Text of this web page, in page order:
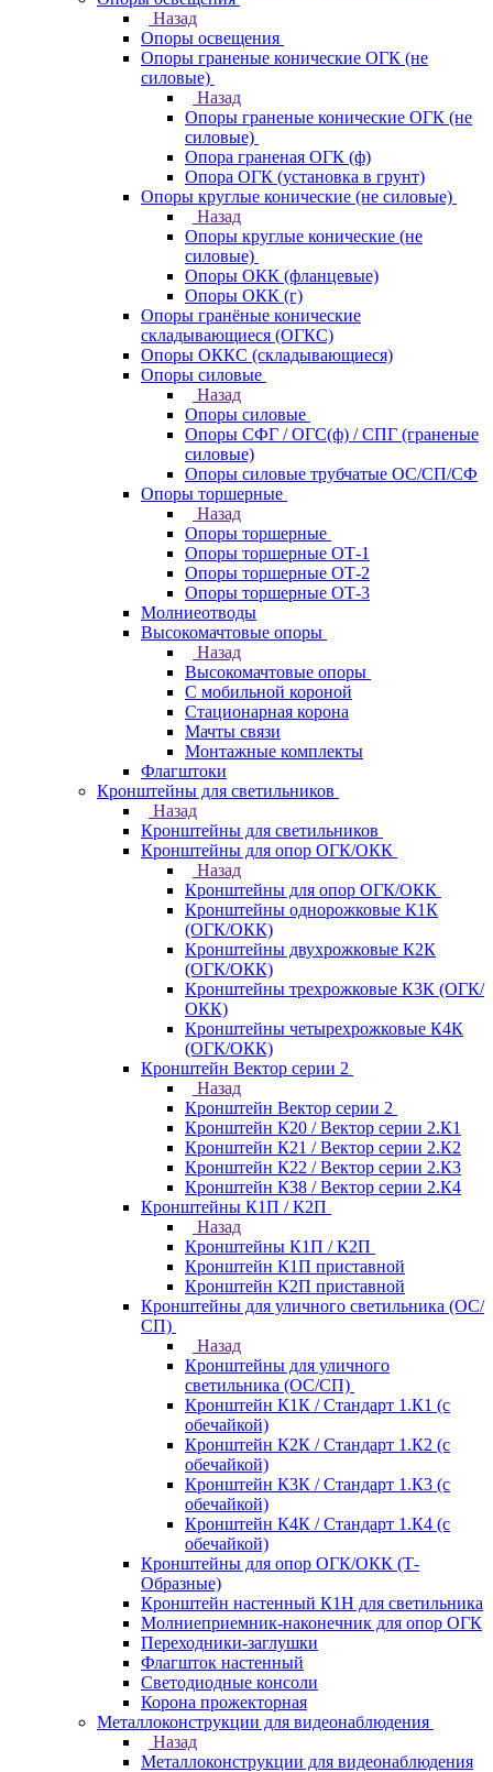
Назад
Опоры освещения
Опоры граненые конические ОГК (не
силовые)
Назад
Опоры граненые конические ОГК (не
силовые)
Опора граненая ОГК (ф)
Опора ОГК (установка в грунт)
Опоры круглые конические (не силовые)
Назад
Опоры круглые конические (не
силовые)
Опоры ОКК (фланцевые)
Опоры ОКК (г)
Опоры гранёные конические
складывающиеся (ОГКС)
Опоры ОККС (складывающиеся)
Опоры силовые
Назад
Опоры силовые
Опоры СФГ / ОГС(ф) / СПГ (граненые
силовые)
Опоры силовые трубчатые ОС/СП/СФ
Опоры торшерные
Назад
Опоры торшерные
Опоры торшерные ОТ-1
Опоры торшерные ОТ-2
Опоры торшерные ОТ-3
Молниеотводы
Высокомачтовые опоры
Назад
Высокомачтовые опоры
С мобильной короной
Стационарная корона
Мачты связи
Монтажные комплекты
Флагштоки
Кронштейны для светильников
Назад
Кронштейны для светильников
Кронштейны для опор ОГК/ОКК
Назад
Кронштейны для опор ОГК/ОКК
Кронштейны однорожковые К1К
(ОГК/ОКК)
Кронштейны двухрожковые К2К
(ОГК/ОКК)
Кронштейны трехрожковые К3К (ОГК/
ОКК)
Кронштейны четырехрожковые К4К
(ОГК/ОКК)
Кронштейн Вектор серии 2
Назад
Кронштейн Вектор серии 2
Кронштейн К20 / Вектор серии 2.К1
Кронштейн К21 / Вектор серии 2.К2
Кронштейн К22 / Вектор серии 2.К3
Кронштейн К38 / Вектор серии 2.К4
Кронштейны К1П / К2П
Назад
Кронштейны К1П / К2П
Кронштейн К1П приставной
Кронштейн К2П приставной
Кронштейны для уличного светильника (ОС/
СП)
Назад
Кронштейны для уличного
светильника (ОС/СП)
Кронштейн К1К / Стандарт 1.К1 (с
обечайкой)
Кронштейн К2К / Стандарт 1.К2 (с
обечайкой)
Кронштейн К3К / Стандарт 1.К3 (с
обечайкой)
Кронштейн К4К / Стандарт 1.К4 (с
обечайкой)
Кронштейны для опор ОГК/ОКК (Т-
Образные)
Кронштейн настенный К1Н для светильника
Молниеприемник-наконечник для опор ОГК
Переходники-заглушки
Флагшток настенный
Светодиодные консоли
Корона прожекторная
Металлоконструкции для видеонаблюдения
Назад
Металлоконструкции для видеонаблюдения